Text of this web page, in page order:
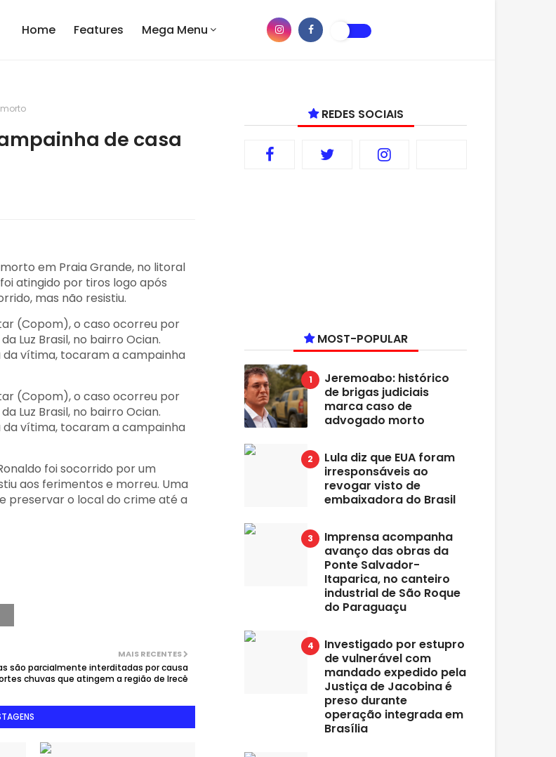
Home Features Mega Menu
de casa
em Praia Grande, no litoral
atingido por tiros logo após
mas não resistiu.
(Copom), o caso ocorreu por
Luz Brasil, no bairro Ocian.
vítima, tocaram a campainha
(Copom), o caso ocorreu por
Luz Brasil, no bairro Ocian.
vítima, tocaram a campainha
foi socorrido por um
aos ferimentos e morreu. Uma
preservar o local do crime até a
MAIS RECENTES
são parcialmente interditadas por causa
chuvas que atingem a região de Irecê
REDES SOCIAIS
MOST-POPULAR
Jeremoabo: histórico
de brigas judiciais
marca caso de
advogado morto
Lula diz que EUA foram
irresponsáveis ao
revogar visto de
embaixadora do Brasil
Imprensa acompanha
avanço das obras da
Ponte Salvador-
Itaparica, no canteiro
industrial de São Roque
do Paraguaçu
Investigado por estupro
de vulnerável com
mandado expedido pela
Justiça de Jacobina é
preso durante
operação integrada em
Brasília